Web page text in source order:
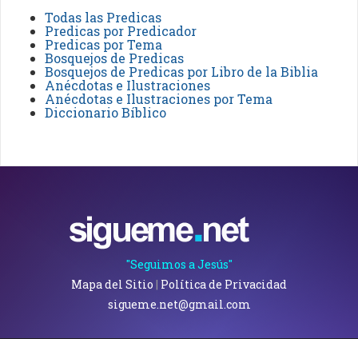
Todas las Predicas
Predicas por Predicador
Predicas por Tema
Bosquejos de Predicas
Bosquejos de Predicas por Libro de la Biblia
Anécdotas e Ilustraciones
Anécdotas e Ilustraciones por Tema
Diccionario Bíblico
"Seguimos a Jesús"
Mapa del Sitio | Política de Privacidad
sigueme.net@gmail.com